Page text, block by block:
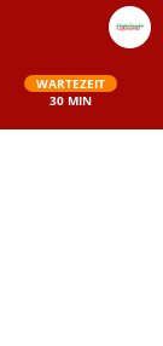
WARTEZEIT
30 MIN